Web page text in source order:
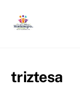
content
triztesa